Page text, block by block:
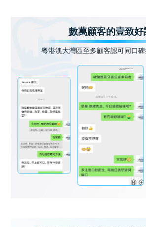
數萬顧客的壹致好
粵港澳大灣區至多顧客認可同口